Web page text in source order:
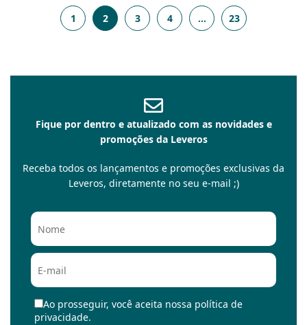
1 2 3 4 … 23
Fique por dentro e atualizado com as novidades e
promoções da Leveros
Receba todos os lançamentos e promoções exclusivas da
Leveros, diretamente no seu e-mail ;)
Ao prosseguir, você aceita nossa política de
privacidade.